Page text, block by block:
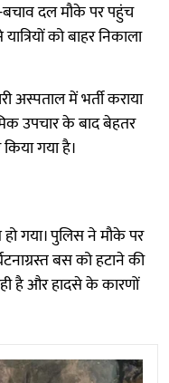
दल मौके पर पहुंच
को बाहर निकाला
अस्पताल में भर्ती कराया
उपचार के बाद बेहतर
गया है।
हो गया। पुलिस ने मौके पर
बस को हटाने की
है और हादसे के कारणों